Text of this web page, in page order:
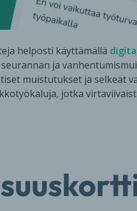
helposti käyttämällä
ja
muistutukset ja selkeät
jotka